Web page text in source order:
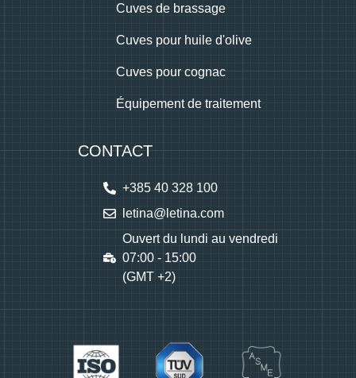
Cuves de brassage
Cuves pour huile d'olive
Cuves pour cognac
Équipement de traitement
CONTACT
+385 40 328 100
letina@letina.com
Ouvert du lundi au vendredi
07:00 - 15:00
(GMT +2)